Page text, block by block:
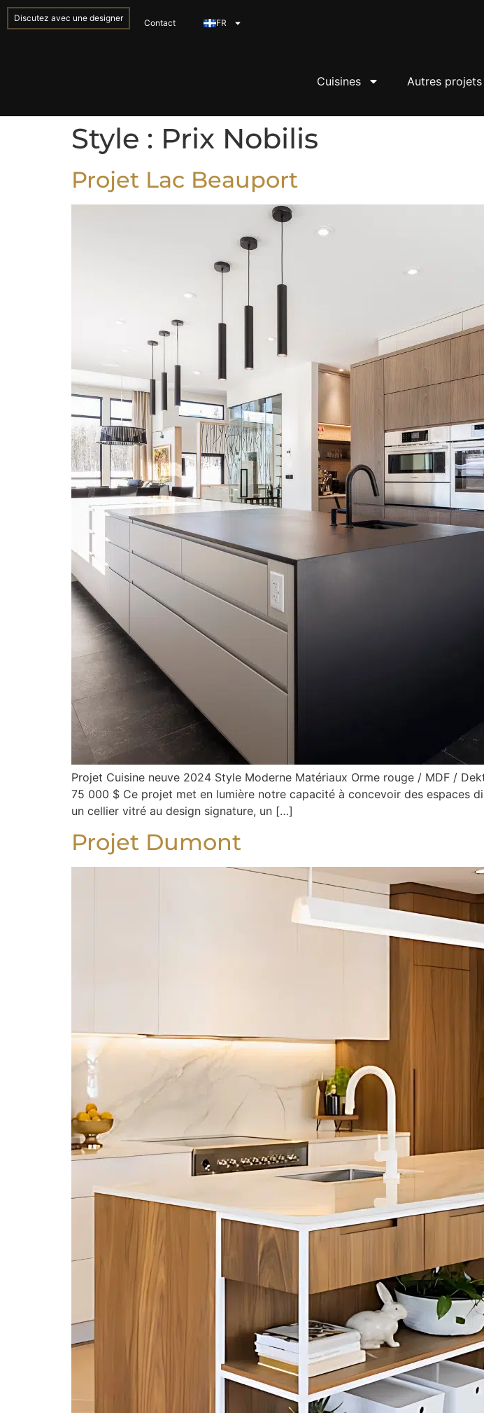
Discutez avec une designer Contact FR
Cuisines Autres projets
Style : Prix Nobilis
Projet Lac Beauport
Projet Cuisine neuve 2024 Style Moderne Matériaux Orme rouge / MDF /
75 000 $ Ce projet met en lumière notre capacité à concevoir des espaces
un cellier vitré au design signature, un […]
Projet Dumont